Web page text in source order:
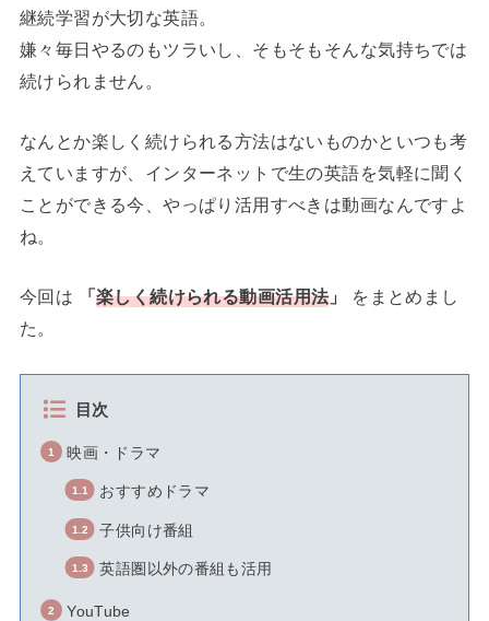
継続学習が大切な英語。
嫌々毎日やるのもツラいし、そもそもそんな気持ちでは
続けられません。
なんとか楽しく続けられる方法はないものかといつも考
えていますが、インターネットで生の英語を気軽に聞く
ことができる今、やっぱり活用すべきは動画なんですよ
ね。
今回は 「楽しく続けられる動画活用法」
をまとめまし
た。
目次
映画・ドラマ
おすすめドラマ
子供向け番組
英語圏以外の番組も活用
YouTube